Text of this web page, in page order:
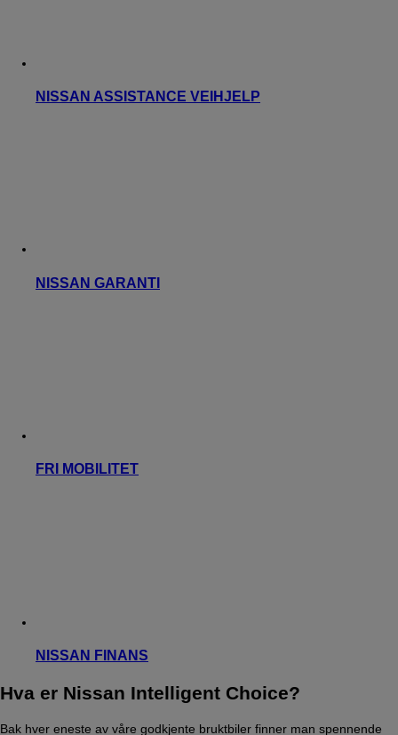
NISSAN ASSISTANCE VEIHJELP
NISSAN GARANTI
FRI MOBILITET
NISSAN FINANS
Hva er Nissan Intelligent Choice?
Bak hver eneste av våre godkjente bruktbiler finner man spennende